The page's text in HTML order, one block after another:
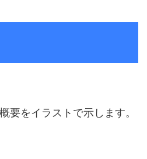
要をイラストで示します。